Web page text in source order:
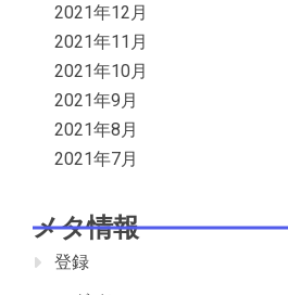
2021年12月
2021年11月
2021年10月
2021年9月
2021年8月
2021年7月
メタ情報
登録